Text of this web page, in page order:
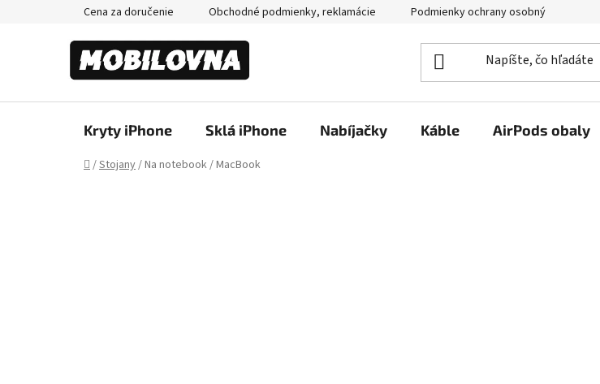
Cena za doručenie Obchodné podmienky, reklamácie Podmienky ochrany osobných údajov
Kryty iPhone Sklá iPhone Nabíjačky Káble AirPods obaly
Domov
/Stojany/Na notebook / MacBook